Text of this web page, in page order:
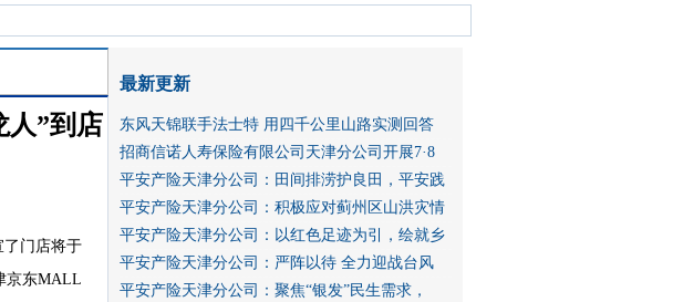
人”到店
了门店将于
京东MALL
最新更新
东风天锦联手法士特 用四千公里山路实测回答
招商信诺人寿保险有限公司天津分公司开展7·8
平安产险天津分公司：田间排涝护良田，平安践
平安产险天津分公司：积极应对蓟州区山洪灾情
平安产险天津分公司：以红色足迹为引，绘就乡
平安产险天津分公司：严阵以待 全力迎战台风
平安产险天津分公司：聚焦“银发”民生需求，